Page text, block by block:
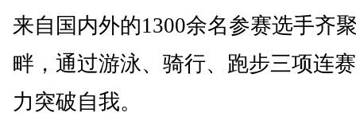
来自国内外的1300余名参赛选手齐
畔，通过游泳、骑行、跑步三项连
力突破自我。